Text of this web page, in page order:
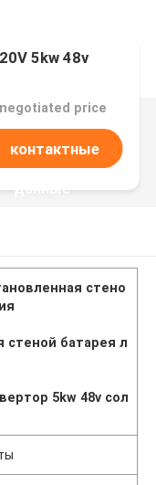
5kw 48v
price
контактные
данные
стено
стеной батарея л
5kw 48v сол